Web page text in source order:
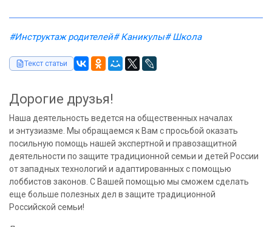
#Инструктаж родителей# Каникулы# Школа
Текст статьи
Дорогие друзья!
Наша деятельность ведется на общественных началах
и энтузиазме. Мы обращаемся к Вам с просьбой оказать
посильную помощь нашей экспертной и правозащитной
деятельности по защите традиционной семьи и детей России
от западных технологий и адаптированных с помощью
лоббистов законов. С Вашей помощью мы сможем сделать
еще больше полезных дел в защите традиционной
Российской семьи!